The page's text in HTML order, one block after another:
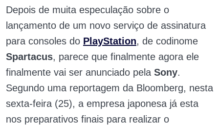
Depois de muita especulação sobre o
lançamento de um novo serviço de assinatura
para consoles do PlayStation, de codinome
Spartacus, parece que finalmente agora ele
finalmente vai ser anunciado pela Sony.
Segundo uma reportagem da Bloomberg, nesta
sexta-feira (25), a empresa japonesa já esta
nos preparativos finais para realizar o